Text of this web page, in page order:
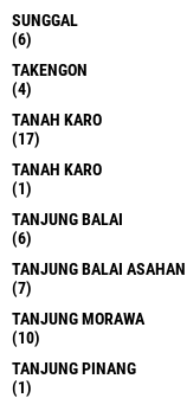
SUNGGAL
(6)
TAKENGON
(4)
TANAH KARO
(17)
TANAH KARO
(1)
TANJUNG BALAI
(6)
TANJUNG BALAI ASAHAN
(7)
TANJUNG MORAWA
(10)
TANJUNG PINANG
(1)